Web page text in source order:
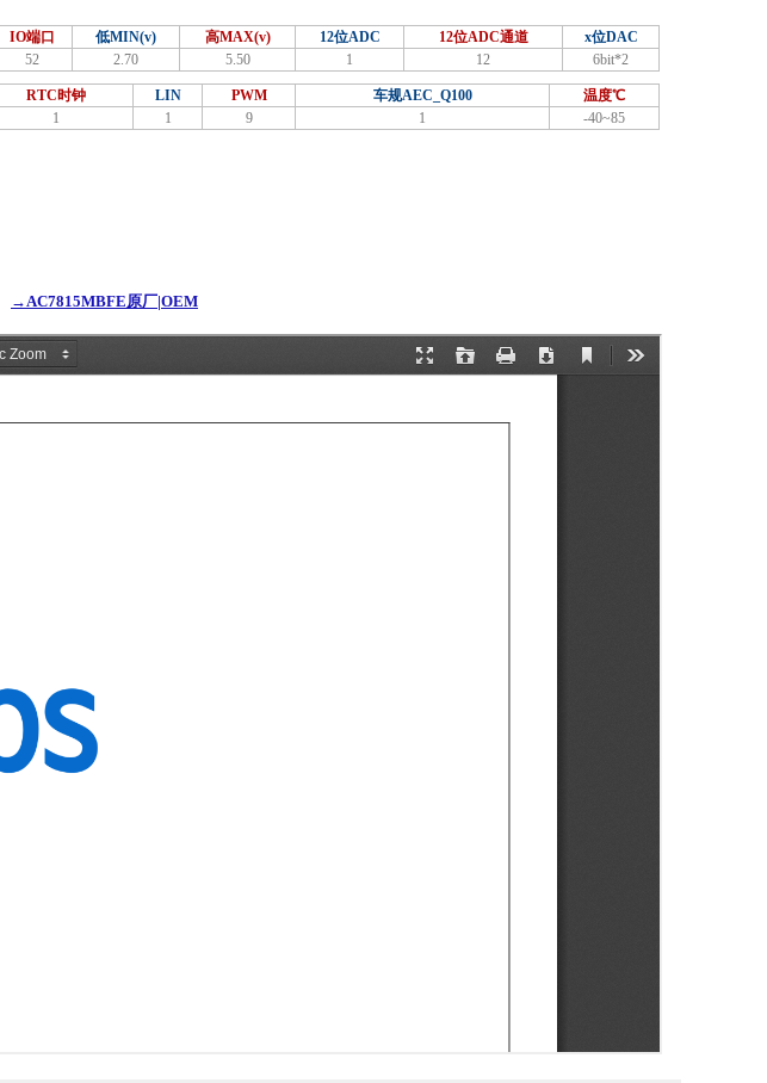
IO端口 低MIN(v) 高MAX(v) 12位ADC 12位ADC通道
x位DAC
52 2.70 5.50 1 12 6bit*2
RTC时钟 LIN PWM 车规AEC_Q100
温度℃
1 1 9 1 -40~85
→AC7815MBFE原厂|OEM